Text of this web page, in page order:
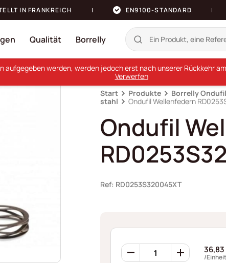
IN FRANKREICH EN9100-STANDARD
Qualität Borrelly
Start Produkte Borrelly
stahl
Ondufil Wellenfedern
Ondufil
Ref: RD0253S320045XT
Ondufil
Wellenfedern
36,83
/Einheit
werden, werden jedoch erst nach unserer Rückkehr
Verwerfen